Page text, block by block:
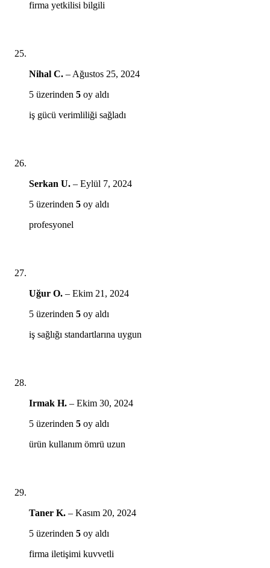
firma yetkilisi bilgili
Nihal C. –Ağustos 25, 2024
5 üzerinden 5 oy aldı
iş gücü verimliliği sağladı
Serkan U. – Eylül 7, 2024
5 üzerinden 5 oy aldı
profesyonel
Uğur O. – Ekim 21, 2024
5 üzerinden 5 oy aldı
iş sağlığı standartlarına uygun
Irmak H. – Ekim 30, 2024
5 üzerinden 5 oy aldı
ürün kullanım ömrü uzun
Taner K. – Kasım 20, 2024
5 üzerinden 5 oy aldı
firma iletişimi kuvvetli